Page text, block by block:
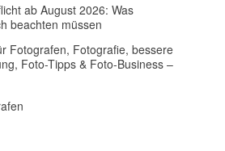
ab August 2026: Was
beachten müssen
Fotografen, Fotografie, bessere
Foto-Tipps & Foto-Business –